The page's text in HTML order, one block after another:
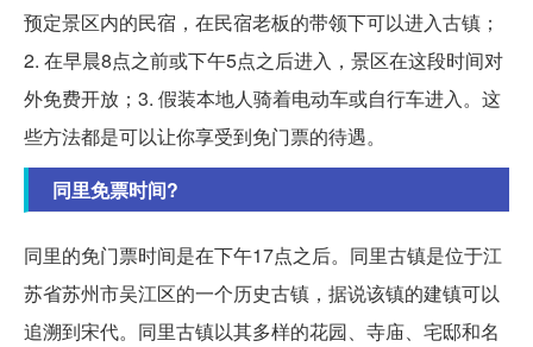
预定景区内的民宿，在民宿老板的带领下可以进入古镇；
2. 在早晨8点之前或下午5点之后进入，景区在这段时间对
外免费开放；3. 假装本地人骑着电动车或自行车进入。这
些方法都是可以让你享受到免门票的待遇。
同里免票时间?
同里的免门票时间是在下午17点之后。同里古镇是位于江
苏省苏州市吴江区的一个历史古镇，据说该镇的建镇可以
追溯到宋代。同里古镇以其多样的花园、寺庙、宅邸和名